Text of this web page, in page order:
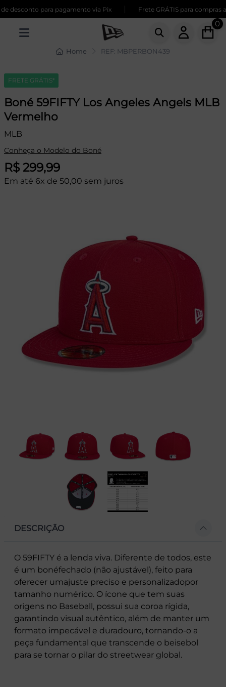
desconto para pagamento via Pix Frete GRÁTIS para compras
0
Home REF: MBPERBON439
FRETE GRÁTIS*
Boné 59FIFTY Los Angeles Angels MLB
Vermelho
MLB
Conheça o Modelo do Boné
R$ 299,99
Em até 6x de 50,00 sem juros
DESCRIÇÃO
O 59FIFTY é a lenda viva. Diferente de todos, este
é um bonéfechado (não ajustável), feito para
oferecer umajuste preciso e personalizadopor
tamanho numérico. O ícone que tem suas
origens no Baseball, possui sua coroa rígida,
garantindo visual autêntico, além de manter um
formato impecável e duradouro, tornando-o a
peça fundamental que transcende o beisebol
para se tornar o pilar do streetwear global.